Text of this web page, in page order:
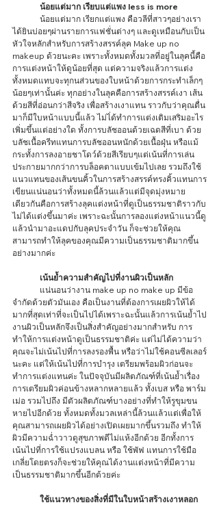
น้อยแต่มาก เรียบแต่แพง less is more
ได้ยินบ่อยๆผ่านรายการแฟชั่นต่างๆ และดูเหมือนกับเป็น
หัวใจหลักสำหรับการสร้างสรรค์ลุค Make up no
makeup ด้วยนะคะ เพราะทั้งหมดทั้งมวลที่อยู่ในลุคนี้คือ
การแต่งหน้าให้ดูน้อยที่สุด แต่ความจริงแล้วการแต่ง
ทั้งหมดแทบจะทุกนส่วนของใบหน้าด้วยการกระทำเล็กๆ
น้อยๆเท่านั้นค่ะ ทุกอย่างในลุคคือการสร้างสรรค์เงา เส้น
ด้วยสีที่อ่อนกว่าสีจริง เพื่อสร้างเงาแทน ราวกับว่าคุณตื่น
มาก็มีใบหน้าแบบนี้แล้ว ไม่ไ่ด้ทำการแต่งเติมเสริมอะไร
เพิ่มขึ้นแต่อย่างใด ทั้งการบลัชออนด้วยเฉดสีที่เบา ด้วย
บลัชเนื้อครีทแทนการบลัชออนหนักด้วยเนื้อฝุ่น หรือแม้
กระทั้งการลงอายชาโดว์ด้วยสีเรียบๆแต่เน้นที่การเล่น
ประกายมากกว่าการบล็อคตาแบบเข้มไปเลย รวมถึงใช้
แนวแทนของเส้นขนคิ้วในการสร้างสรรค์ทรงคิ้วแทนการ
เขียนแน่นอนว่าทั้งหมดนี้ล้วนแล้วแต่มีจุดมุ่งหมาย
เดียวกันคือการสร้างลุคแต่งหน้าที่ดูเป็นธรรมชาติราวกับ
ไม่ได้แต่งขึ้นมาค่ะ เพราะฉะนั้นการลองแต่งหน้าแนวนี้ดู
แล้วนำมาอะแดปกับลุคประจำวัน ก็จะช่วยให้คุณ
สามารถทำให้ลุคของคุณมีความเป็นธรรมชาติมากขึ้น
อย่างมากค่ะ
เน้นย้ำความสำคัญไปที่งานผิวเป็นหลัก
จำกัดด้วยตัวมันเอง คือเป็นงานที่ต้องการเผยผิวให้ได้
มากที่สุดเท่าที่จะเป็นไปได้เพราะฉะนั้นแล้วการเน้นย้ำไป
งานผิวเป็นหลักจึงเป็นสิ่งสำคัญอย่างมากสำหรับ การ
ทำให้การแต่งหน้าดูเป็นธรรมชาติค่ะ แต่ไม่ได้ความว่า
คุณจะไม่เน้นไปที่การลงรองพื้น หรือว่าไม่ใช้คอนซีลเลอร์
นะคะ แต่ให้เน้นไปที่การบำรุง เตรียมพร้อมผิวก่อนจะ
ทำการแต่งแทนค่ะ ในปัจจุบันมีผลิตภัณฑ์ที่เน้นย้ำเรื่อง
การเตรียมผิวค่อนข้างหลากหลายแล้ว ทั้งเบส หรือ พาร์ม
เม่อ รวมไปถึง มีตัวผลิตภัณฑ์บางอย่างที่ทำให้รูขุมขน
หายไปอีกด้วย ทั้งหมดทั้งมวลเหล่านี้ล้วนแล้วแต่เพื่อให้
คุณสามารถเผยผิวได้อย่างเปิดเผยมากขึ้นรวมถึง ทำให้
ผิวมีความฉ่ำวาวดูสุขภาพดีไม่แห้งอีกด้วย อีกทั้งการ
เน้นไปที่การใช้แปรงแบลน หรือ ใช้พัฟ แทนการใช้มือ
เกลี่ยโดยตรงก็จะช่วยให้คุณได้งานแต่งหน้าที่มีความ
เป็นธรรมชาติมากขึ้นอีกด้วยค่ะ
ใช้แนวทางของสิ่งที่มีในใบหน้าสร้างเงาหลอก